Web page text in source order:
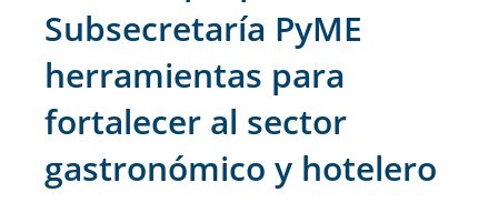
Subsecretaría PyME
herramientas para
fortalecer al sector
gastronómico y hotelero